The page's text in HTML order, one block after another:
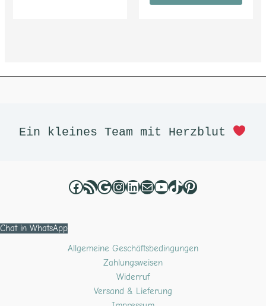
Ein kleines Team mit Herzblut
Chat in WhatsApp
Allgemeine Geschäftsbedingungen
Zahlungsweisen
Widerruf
Versand & Lieferung